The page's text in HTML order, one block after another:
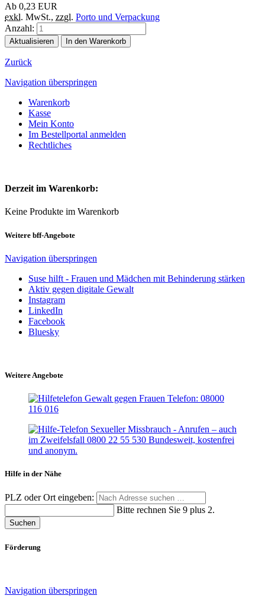
Ab 0,23 EUR
exkl. MwSt., zzgl. Porto und Verpackung
Anzahl:
Aktualisieren In den Warenkorb
Zurück
Navigation überspringen
Warenkorb
Kasse
Mein Konto
Im Bestellportal anmelden
Rechtliches
Derzeit im Warenkorb:
Keine Produkte im Warenkorb
Weitere bff-Angebote
Navigation überspringen
Suse hilft - Frauen und Mädchen mit Behinderung stärken
Aktiv gegen digitale Gewalt
Instagram
LinkedIn
Facebook
Bluesky
Weitere Angebote
Hilfe in der Nähe
PLZ oder Ort eingeben:
Bitte rechnen Sie 9 plus 2.
Suchen
Förderung
Navigation überspringen